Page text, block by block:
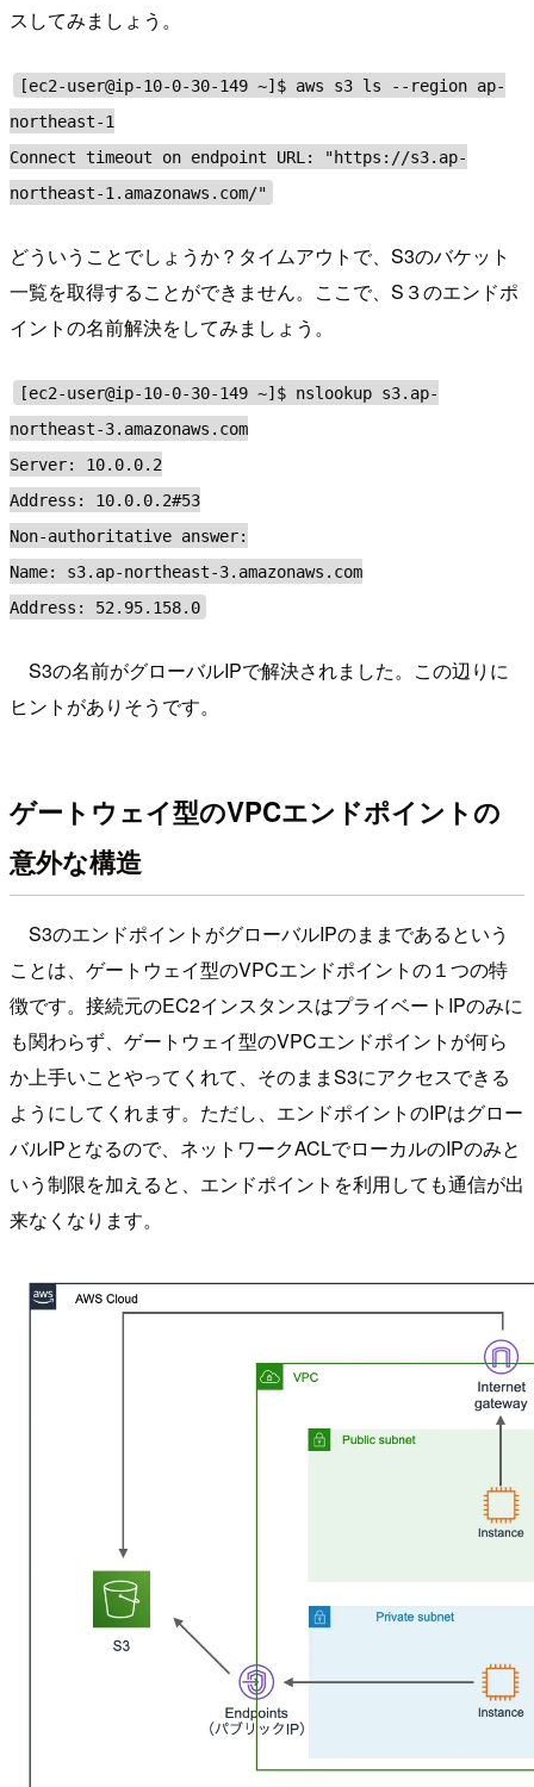
スしてみましょう。
[ec2-user@ip-10-0-30-149 ~]$ aws s3 ls --region ap-
northeast-1
Connect timeout on endpoint URL: "https://s3.ap-
northeast-1.amazonaws.com/"
どういうことでしょうか？タイムアウトで、S3のバケット
一覧を取得することができません。ここで、S３のエンドポ
イントの名前解決をしてみましょう。
[ec2-user@ip-10-0-30-149 ~]$ nslookup s3.ap-
northeast-3.amazonaws.com
Server: 10.0.0.2
Address: 10.0.0.2#53
Non-authoritative answer:
Name: s3.ap-northeast-3.amazonaws.com
Address: 52.95.158.0
S3の名前がグローバルIPで解決されました。この辺りに
ヒントがありそうです。
ゲートウェイ型のVPCエンドポイントの
意外な構造
S3のエンドポイントがグローバルIPのままであるという
ことは、ゲートウェイ型のVPCエンドポイントの１つの特
徴です。接続元のEC2インスタンスはプライベートIPのみに
も関わらず、ゲートウェイ型のVPCエンドポイントが何ら
か上手いことやってくれて、そのままS3にアクセスできる
ようにしてくれます。ただし、エンドポイントのIPはグロー
バルIPとなるので、ネットワークACLでローカルのIPのみと
いう制限を加えると、エンドポイントを利用しても通信が出
来なくなります。